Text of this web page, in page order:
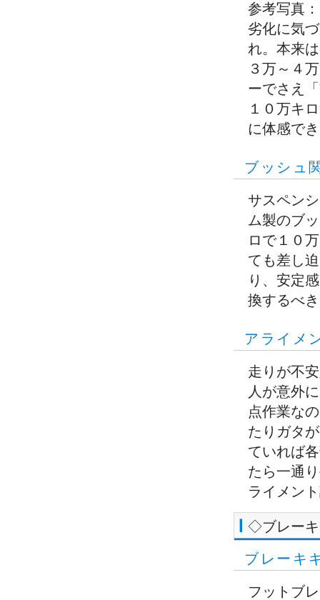
参考写真
劣化に気
れ。本来は
３万～４
ーでさえ
１０万キ
に体感で
ブッシュ
サスペン
ム製のブ
ロで１０
ても差し
り、安定
換するべ
アライメ
走りが不
人が意外
点作業な
たりガタ
ていれば
たら一通
ライメン
◇ブレー
ブレーキ
フットブ